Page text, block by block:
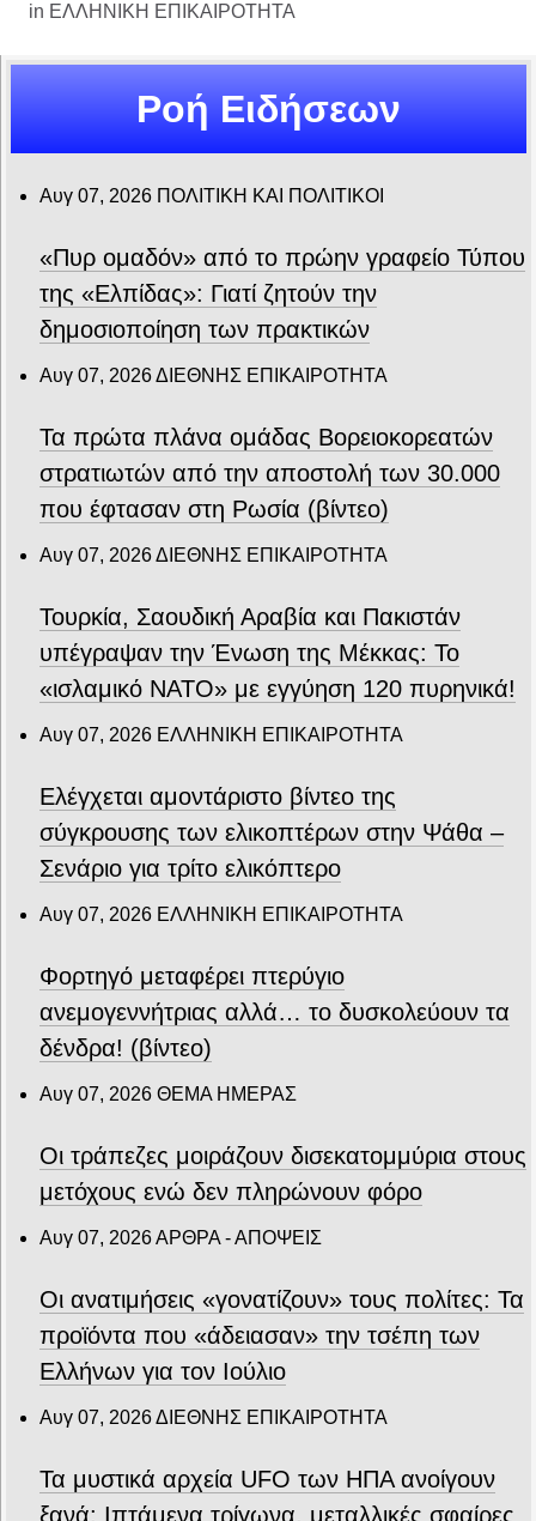
in ΕΛΛΗΝΙΚΗ ΕΠΙΚΑΙΡΟΤΗΤΑ
Ροή Ειδήσεων
Αυγ 07, 2026 ΠΟΛΙΤΙΚΗ ΚΑΙ ΠΟΛΙΤΙΚΟΙ
«Πυρ ομαδόν» από το πρώην γραφείο Τύπου
της «Ελπίδας»: Γιατί ζητούν την
δημοσιοποίηση των πρακτικών
Αυγ 07, 2026ΔΙΕΘΝΗΣ ΕΠΙΚΑΙΡΟΤΗΤΑ
Τα πρώτα πλάνα ομάδας Βορειοκορεατών
στρατιωτών από την αποστολή των 30.000
που έφτασαν στη Ρωσία (βίντεο)
Αυγ 07, 2026ΔΙΕΘΝΗΣ ΕΠΙΚΑΙΡΟΤΗΤΑ
Τουρκία, Σαουδική Αραβία και Πακιστάν
υπέγραψαν την Ένωση της Μέκκας: Το
«ισλαμικό ΝΑΤΟ» με εγγύηση 120 πυρηνικά!
Αυγ 07, 2026 ΕΛΛΗΝΙΚΗ ΕΠΙΚΑΙΡΟΤΗΤΑ
Ελέγχεται αμοντάριστο βίντεο της
σύγκρουσης των ελικοπτέρων στην Ψάθα –
Σενάριο για τρίτο ελικόπτερο
Αυγ 07, 2026 ΕΛΛΗΝΙΚΗ ΕΠΙΚΑΙΡΟΤΗΤΑ
Φορτηγό μεταφέρει πτερύγιο
ανεμογεννήτριας αλλά… το δυσκολεύουν τα
δένδρα! (βίντεο)
Αυγ 07, 2026 ΘΕΜΑ ΗΜΕΡΑΣ
Οι τράπεζες μοιράζουν δισεκατομμύρια στους
μετόχους ενώ δεν πληρώνουν φόρο
Αυγ 07, 2026ΑΡΘΡΑ - ΑΠΟΨΕΙΣ
Οι ανατιμήσεις «γονατίζουν» τους πολίτες: Τα
προϊόντα που «άδειασαν» την τσέπη των
Ελλήνων για τον Ιούλιο
Αυγ 07, 2026ΔΙΕΘΝΗΣ ΕΠΙΚΑΙΡΟΤΗΤΑ
Τα μυστικά αρχεία UFO των ΗΠΑ ανοίγουν
ξανά: Ιπτάμενα τρίγωνα, μεταλλικές σφαίρες